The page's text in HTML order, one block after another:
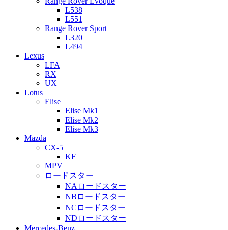
L538
L551
Range Rover Sport
L320
L494
Lexus
LFA
RX
UX
Lotus
Elise
Elise Mk1
Elise Mk2
Elise Mk3
Mazda
CX-5
KF
MPV
ロードスター
NAロードスター
NBロードスター
NCロードスター
NDロードスター
Mercedes-Benz